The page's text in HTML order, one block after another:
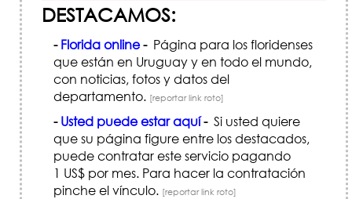
DESTACAMOS:
- Florida online-Página para los floridenses
que están en Uruguay y en todo el mundo,
con noticias, fotos y datos del
departamento. [reportar link roto]
- Usted puede estar aquí-Si usted quiere
que su página figure entre los destacados,
puede contratar este servicio pagando
1 US$ por mes. Para hacer la contratación
pinche el vínculo. [reportar link roto]